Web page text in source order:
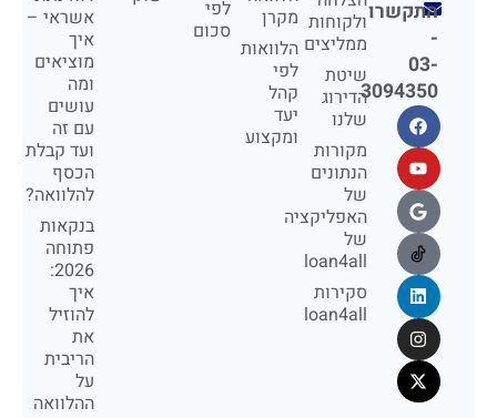
התקשרו
-
03-
3094350
ולקוחות
ממליצים
שיטת
הדירוג
שלנו
מקורות
הנתונים
של
האפליקציה
של
loan4all
סקירות
loan4all
מקרן
הלוואות
לפי
קהל
יעד
ומקצוע
לפי
סכום
אשראי –
איך
מוציאים
ומה
עושים
עם זה
ועד קבלת
הכסף
להלוואה?
בנקאות
פתוחה
2026:
איך
להוזיל
את
הריבית
על
ההלוואה